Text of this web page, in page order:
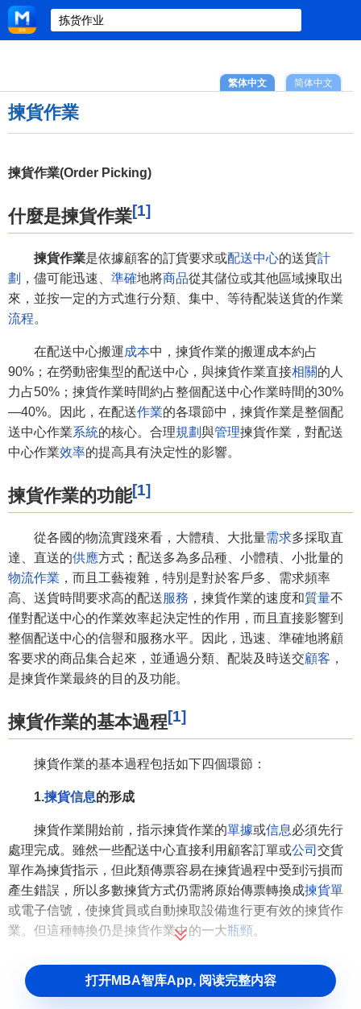
简体中文
繁体中文
揀貨作業
揀貨作業(Order Picking)
什麼是揀貨作業[1]
揀貨作業是依據顧客的訂貨要求或配送中心的送貨計
劃 ，儘可能迅速、 準確地將商品從其儲位或其他區域揀取出
來，並按一定的方式進行分類、集中、等待配裝送貨的作業
流程。
在配送中心搬運成本中，揀貨作業的搬運成本約占
90%；在勞動密集型的配送中心，與揀貨作業直接相關的人
力占50%；揀貨作業時間約占整個配送中心作業時間的30%
—40%。因此，在配送作業的各環節中，揀貨作業是整個配
送中心作業系統的核心。合理規劃與管理揀貨作業，對配送
中心作業效率的提高具有決定性的影響。
揀貨作業的功能[1]
從各國的物流實踐來看，大體積、大批量需求多採取直
達、直送的供應方式；配送多為多品種、小體積、小批量的
物流作業 ，而且工藝複雜，特別是對於客戶多、需求頻率
高、送貨時間要求高的配送服務 ，揀貨作業的速度和質量不
僅對配送中心的作業效率起決定性的作用，而且直接影響到
整個配送中心的信譽和服務水平。因此，迅速、準確地將顧
客要求的商品集合起來，並通過分類、配裝及時送交顧客 ，
是揀貨作業最終的目的及功能。
揀貨作業的基本過程[1]
揀貨作業的基本過程包括如下四個環節：
1.揀貨信息的形成
揀貨作業開始前，指示揀貨作業的單據或信息必須先行
處理完成。雖然一些配送中心直接利用顧客訂單或公司 交貨
單作為揀貨指示，但此類傳票容易在揀貨過程中受到污損而
產生錯誤，所以多數揀貨方式仍需將原始傳票轉換成揀貨單
或電子信號，使揀貨員或自動揀取設備進行更有效的揀貨作
業。但這種轉換仍是揀貨作業中的一大瓶頸。
因此，利用EOS(Electric 0rdering System)、POT直接將
訂貨資訊通過電腦快速及時地轉換成揀貨單或電子信號是現
打开MBA智库App, 阅读完整内容